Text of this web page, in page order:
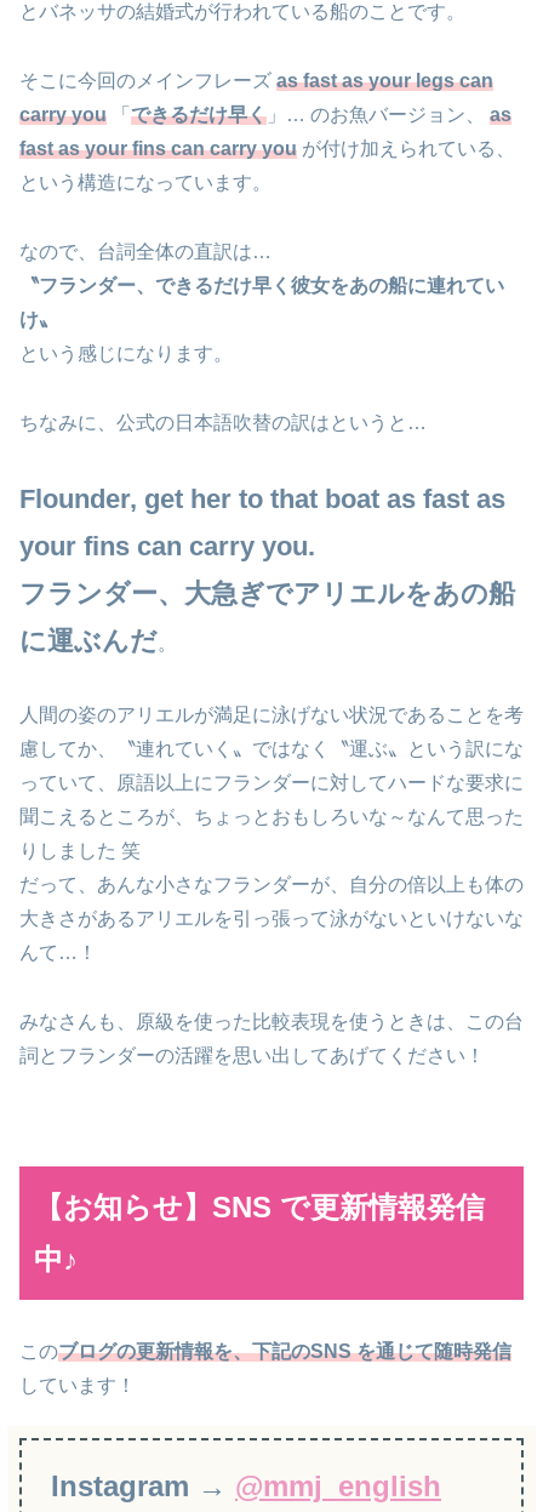
とバネッサの結婚式が行われている船のことです。
そこに今回のメインフレーズ as fast as your legs can
carry you 「 できるだけ早く 」… のお魚バージョン、 as
fast as your fins can carry you が付け加えられている、
という構造になっています。
なので、台詞全体の直訳は…
〝フランダー、できるだけ早く彼女をあの船に連れてい
け〟
という感じになります。
ちなみに、公式の日本語吹替の訳はというと…
Flounder, get her to that boat as fast as
your fins can carry you.
フランダー、大急ぎでアリエルをあの船
に運ぶんだ。
人間の姿のアリエルが満足に泳げない状況であることを考
慮してか、〝連れていく〟ではなく〝運ぶ〟という訳にな
っていて、原語以上にフランダーに対してハードな要求に
聞こえるところが、ちょっとおもしろいな～なんて思った
りしました 笑
だって、あんな小さなフランダーが、自分の倍以上も体の
大きさがあるアリエルを引っ張って泳がないといけないな
んて…！
みなさんも、原級を使った比較表現を使うときは、この台
詞とフランダーの活躍を思い出してあげてください！
【お知らせ】SNS で更新情報発信
中♪
このブログの更新情報を、下記のSNS を通じて随時発信
しています！
Instagram → @mmj_english